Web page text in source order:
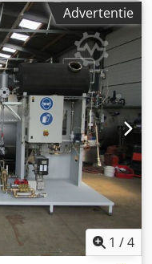
Advertentie
1 /4